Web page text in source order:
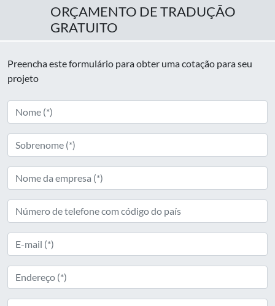
ORÇAMENTO DE TRADUÇÃO
GRATUITO
Preencha este formulário para obter uma cotação para seu
projeto